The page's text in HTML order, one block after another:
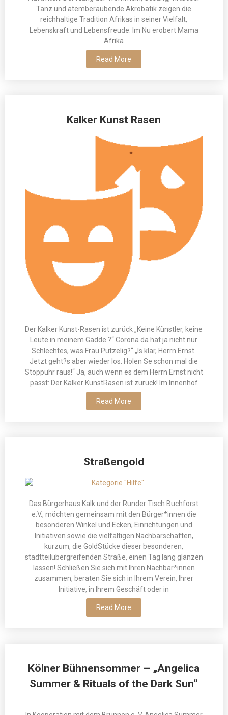
Tanz und atemberaubende Akrobatik zeigen die
reichhaltige Tradition Afrikas in seiner Vielfalt,
Lebenskraft und Lebensfreude. Im Nu erobert Mama
Afrika
Read More
Kalker Kunst Rasen
Der Kalker Kunst-Rasen ist zurück „Keine Künstler, keine
Leute in meinem Gadde ?“ Corona da hat ja nicht nur
Schlechtes, was Frau Putzelig?“ „Is klar, Herrn Ernst.
Jetzt geht?s aber wieder los. Holen Se schon mal die
Stoppuhr raus!“ Ja, auch wenn es dem Herrn Ernst nicht
passt: Der Kalker KunstRasen ist zurück! Im Innenhof
Read More
Straßengold
Das Bürgerhaus Kalk und der Runder Tisch Buchforst
e.V., möchten gemeinsam mit den Bürger*innen die
besonderen Winkel und Ecken, Einrichtungen und
Initiativen sowie die vielfältigen Nachbarschaften,
kurzum, die GoldStücke dieser besonderen,
stadtteilübergreifenden Straße, einen Tag lang glänzen
lassen! Schließen Sie sich mit Ihren Nachbar*innen
zusammen, beraten Sie sich in Ihrem Verein, Ihrer
Initiative, in Ihrem Geschäft oder in
Read More
Kölner Bühnensommer – „Angelica
Summer & Rituals of the Dark Sun“